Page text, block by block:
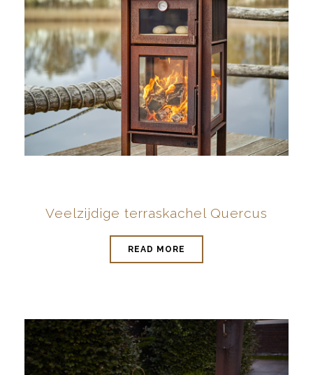
Veelzijdige terraskachel Quercus
READ MORE